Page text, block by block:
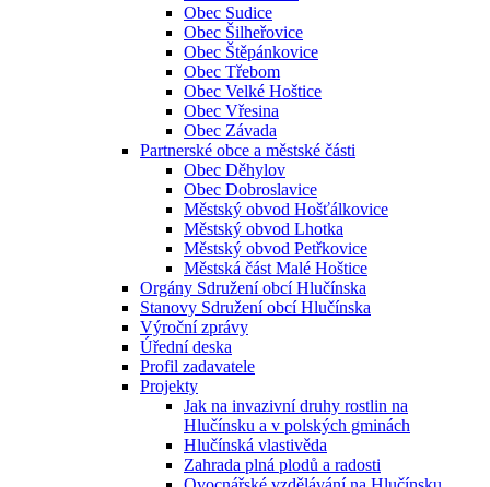
Obec Sudice
Obec Šilheřovice
Obec Štěpánkovice
Obec Třebom
Obec Velké Hoštice
Obec Vřesina
Obec Závada
Partnerské obce a městské části
Obec Děhylov
Obec Dobroslavice
Městský obvod Hošťálkovice
Městský obvod Lhotka
Městský obvod Petřkovice
Městská část Malé Hoštice
Orgány Sdružení obcí Hlučínska
Stanovy Sdružení obcí Hlučínska
Výroční zprávy
Úřední deska
Profil zadavatele
Projekty
Jak na invazivní druhy rostlin na
Hlučínsku a v polských gminách
Hlučínská vlastivěda
Zahrada plná plodů a radosti